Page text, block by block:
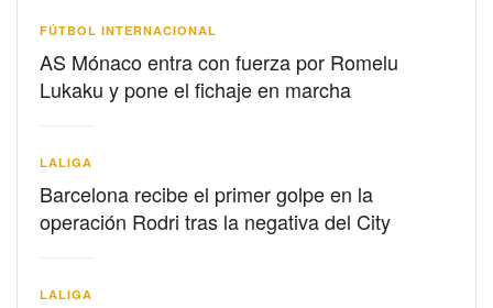
FÚTBOL INTERNACIONAL
AS Mónaco entra con fuerza por Romelu
Lukaku y pone el fichaje en marcha
LALIGA
Barcelona recibe el primer golpe en la
operación Rodri tras la negativa del City
LALIGA